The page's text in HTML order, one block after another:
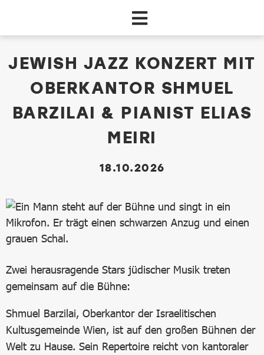
JEWISH JAZZ KONZERT MIT
OBERKANTOR SHMUEL
BARZILAI & PIANIST ELIAS
MEIRI
18.10.2026
Zwei herausragende Stars jüdischer Musik treten
gemeinsam auf die Bühne:
Shmuel Barzilai, Oberkantor der Israelitischen
Kultusgemeinde Wien, ist auf den großen Bühnen der
Welt zu Hause. Sein Repertoire reicht von kantoraler